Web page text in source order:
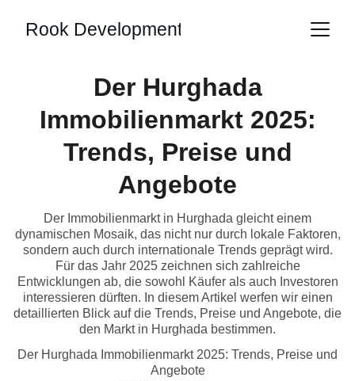
Rook Development
Der Hurghada
Immobilienmarkt 2025:
Trends, Preise und
Angebote
Der Immobilienmarkt in Hurghada gleicht einem
dynamischen Mosaik, das nicht nur durch lokale Faktoren,
sondern auch durch internationale Trends geprägt wird.
Für das Jahr 2025 zeichnen sich zahlreiche
Entwicklungen ab, die sowohl Käufer als auch Investoren
interessieren dürften. In diesem Artikel werfen wir einen
detaillierten Blick auf die Trends, Preise und Angebote, die
den Markt in Hurghada bestimmen.
Der Hurghada Immobilienmarkt 2025: Trends, Preise und
Angebote